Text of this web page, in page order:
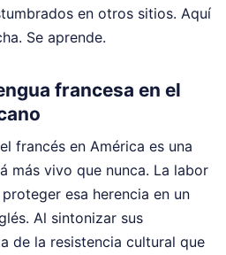
en otros sitios. Aquí
Se aprende.
francesa en el
francés en América es una
más vivo que nunca. La labor
esa herencia en un
Al sintonizar sus
de la resistencia cultural que